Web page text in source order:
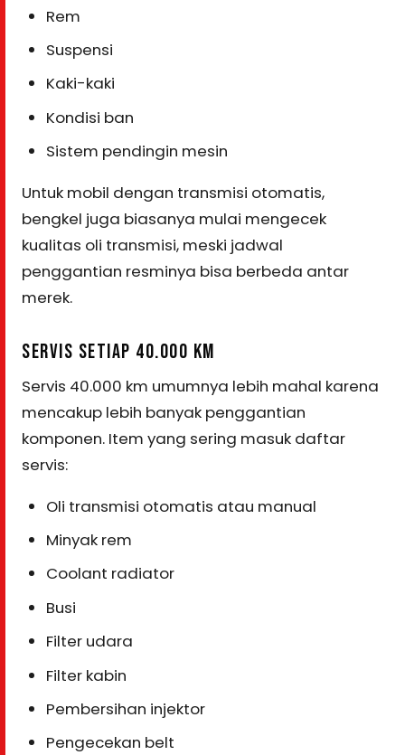
Rem
Suspensi
Kaki-kaki
Kondisi ban
Sistem pendingin mesin
Untuk mobil dengan transmisi otomatis,
bengkel juga biasanya mulai mengecek
kualitas oli transmisi, meski jadwal
penggantian resminya bisa berbeda antar
merek.
SERVIS SETIAP 40.000 KM
Servis 40.000 km umumnya lebih mahal karena
mencakup lebih banyak penggantian
komponen. Item yang sering masuk daftar
servis:
Oli transmisi otomatis atau manual
Minyak rem
Coolant radiator
Busi
Filter udara
Filter kabin
Pembersihan injektor
Pengecekan belt